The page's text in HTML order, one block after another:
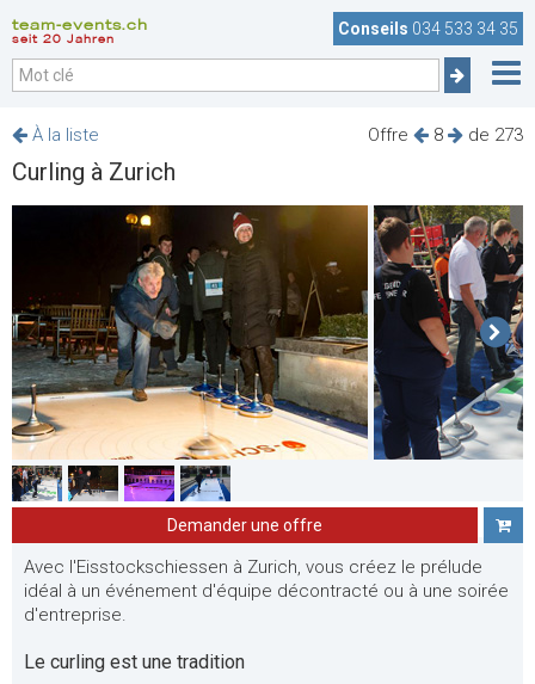
team-events.ch
seit 20 Jahren
Conseils 034 533 34 35
Offre 8 de 273
À la liste
Curling à Zurich
Demander une offre
Avec l'Eisstockschiessen à Zurich, vous créez le prélude
idéal à un événement d'équipe décontracté ou à une soirée
d'entreprise.
Le curling est une tradition